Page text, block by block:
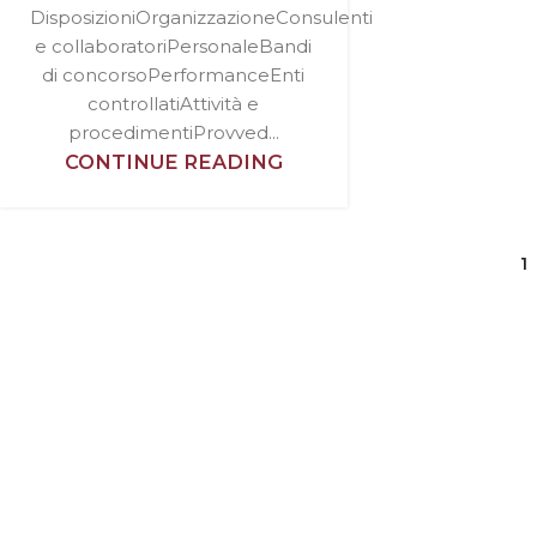
DisposizioniOrganizzazioneConsulenti
e collaboratoriPersonaleBandi
di concorsoPerformanceEnti
controllatiAttività e
procedimentiProvved...
CONTINUE READING
1